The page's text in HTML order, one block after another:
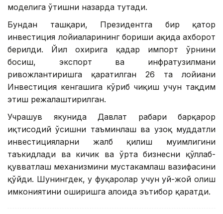
моделига ўтишни назарда тутади.
Бундан ташқари, Президентга бир қатор
инвестиция лойиҳаларининг бориши ҳақида ахборот
берилди. Йил охирига қадар импорт ўрнини
босиш, экспорт ва инфратузилмани
ривожлантиришга қаратилган 26 та лойиҳани
Инвестиция кенгашига кўриб чиқиш учун тақдим
этиш режалаштирилган.
Учрашув якунида Давлат раҳбари барқарор
иқтисодий ўсишни таъминлаш ва узоқ муддатли
инвестицияларни жалб қилиш муҳимлигини
таъкидлади ва кичик ва ўрта бизнесни қўллаб-
қувватлаш механизмини мустаҳкамлаш вазифасини
қўйди. Шунингдек, у фуқаролар учун уй-жой олиш
имкониятини оширишга алоҳида эътибор қаратди.